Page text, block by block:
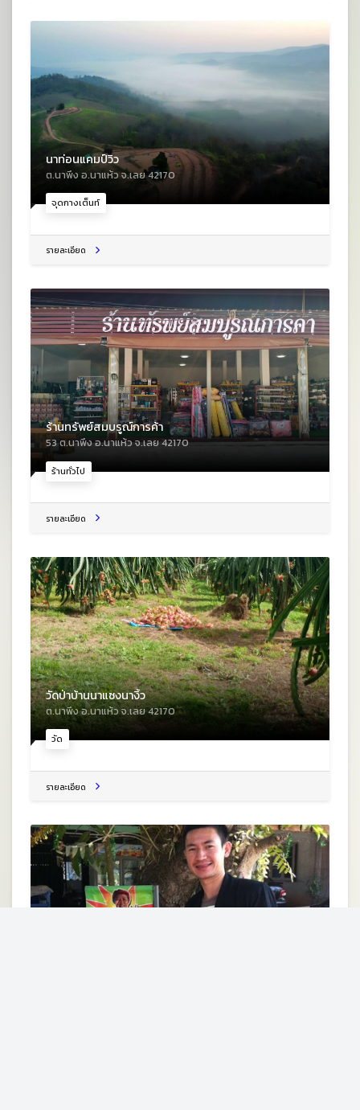
จุดกางเต็นท์
นาท่อนแคมป์วิว
ต.นาพึง อ.นาแห้ว จ.เลย 42170
รายละเอียด
ร้านทั่วไป
ร้านทรัพย์สมบรูณ์การค้า
53 ต.นาพึง อ.นาแห้ว จ.เลย 42170
รายละเอียด
วัด
วัดป่าบ้านนาแซงนางิ้ว
ต.นาพึง อ.นาแห้ว จ.เลย 42170
รายละเอียด